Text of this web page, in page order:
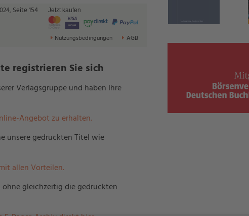
Seite 154
Jetzt kaufen
Nutzungsbedingungen AGB
registrieren Sie sich
Verlagsgruppe und haben Ihre
Angebot zu erhalten.
unsere gedruckten Titel wie
allen Vorteilen.
gleichzeitig die gedruckten